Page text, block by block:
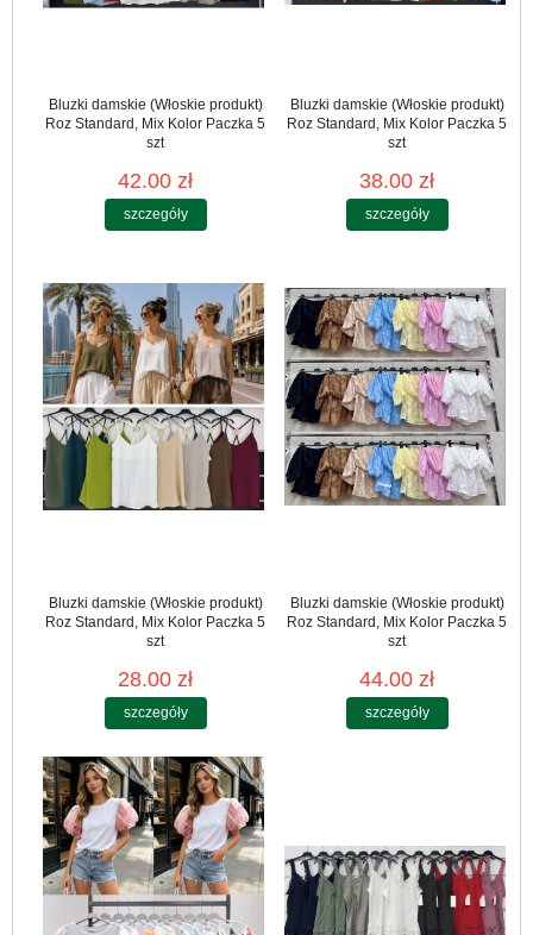
Bluzki damskie (Włoskie produkt)
Roz Standard, Mix Kolor Paczka 5
szt
42.00 zł
szczegóły
Bluzki damskie (Włoskie produkt)
Roz Standard, Mix Kolor Paczka 5
szt
38.00 zł
szczegóły
Bluzki damskie (Włoskie produkt)
Roz Standard, Mix Kolor Paczka 5
szt
28.00 zł
szczegóły
Bluzki damskie (Włoskie produkt)
Roz Standard, Mix Kolor Paczka 5
szt
44.00 zł
szczegóły